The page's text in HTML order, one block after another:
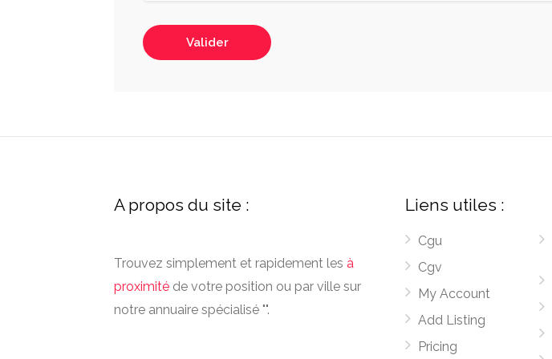
Valider
A propos du site :
Trouvez simplement et rapidement les à
proximité de votre position ou par ville sur
notre annuaire spécialisé "".
Liens utiles :
Cgu
Cgv
My Account
Add Listing
Pricing